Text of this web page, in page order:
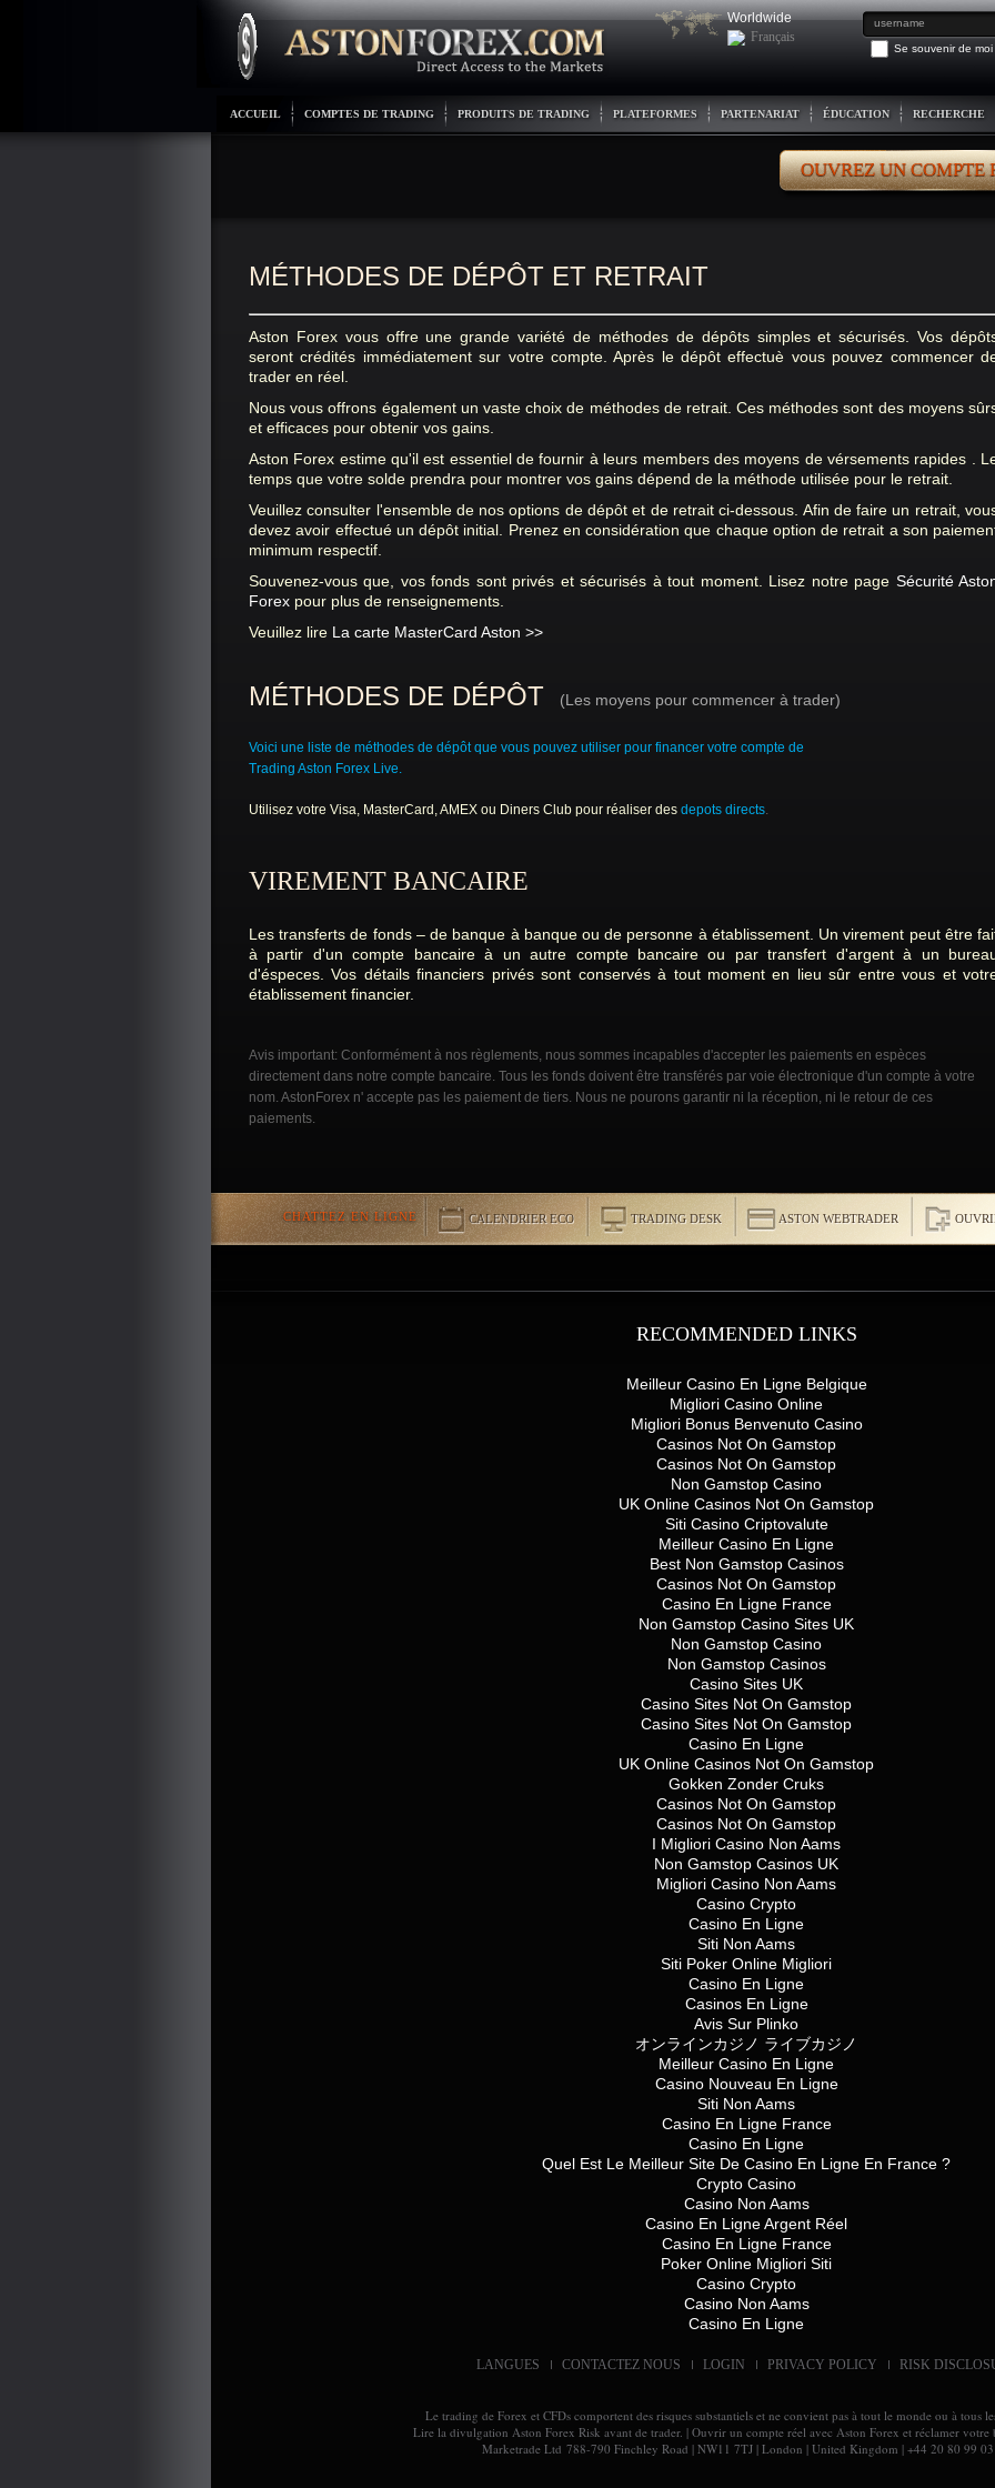
Worldwide
Français
Se souvenir de moi
ACCUEIL COMPTES DE TRADING PRODUITS DE TRADING PLATEFORMES PARTENARIAT ÉDUCATION RECHERCHE
OUVREZ UN COMPTE
MÉTHODES DE DÉPÔT ET RETRAIT
Aston Forex vous offre une grande variété de méthodes de dépôts simples et sécurisés. Vos
seront crédités immédiatement sur votre compte. Après le dépôt effectuè vous pouvez commencer
trader en réel.
Nous vous offrons également un vaste choix de méthodes de retrait. Ces méthodes sont des moyens
et efficaces pour obtenir vos gains.
Aston Forex estime qu'il est essentiel de fournir à leurs members des moyens de vérsements rapides .
temps que votre solde prendra pour montrer vos gains dépend de la méthode utilisée pour le retrait.
Veuillez consulter l'ensemble de nos options de dépôt et de retrait ci-dessous. Afin de faire un retrait,
devez avoir effectué un dépôt initial. Prenez en considération que chaque option de retrait a son
minimum respectif.
Souvenez-vous que, vos fonds sont privés et sécurisés à tout moment. Lisez notre page Sécurité
Forex pour plus de renseignements.
Veuillez lire La carte MasterCard Aston >>
MÉTHODES DE DÉPÔT (Les moyens pour commencer à trader)
Voici une liste de méthodes de dépôt que vous pouvez utiliser pour financer votre compte de
Trading Aston Forex Live.
Utilisez votre Visa, MasterCard, AMEX ou Diners Club pour réaliser des depots directs.
VIREMENT BANCAIRE
Les transferts de fonds – de banque à banque ou de personne à établissement. Un virement peut être
à partir d'un compte bancaire à un autre compte bancaire ou par transfert d'argent à un
d'éspeces. Vos détails financiers privés sont conservés à tout moment en lieu sûr entre vous et
établissement financier.
Avis important: Conformément à nos règlements, nous sommes incapables d'accepter les paiements en espèces
directement dans notre compte bancaire. Tous les fonds doivent être transférés par voie électronique d'un compte à votre
nom. AstonForex n' accepte pas les paiement de tiers. Nous ne pourons garantir ni la réception, ni le retour de ces
paiements.
CHATTEZ EN LIGNE CALENDRIER ECO TRADING DESK ASTON WEBTRADER
RECOMMENDED LINKS
Meilleur Casino En Ligne Belgique
Migliori Casino Online
Migliori Bonus Benvenuto Casino
Casinos Not On Gamstop
Casinos Not On Gamstop
Non Gamstop Casino
UK Online Casinos Not On Gamstop
Siti Casino Criptovalute
Meilleur Casino En Ligne
Best Non Gamstop Casinos
Casinos Not On Gamstop
Casino En Ligne France
Non Gamstop Casino Sites UK
Non Gamstop Casino
Non Gamstop Casinos
Casino Sites UK
Casino Sites Not On Gamstop
Casino Sites Not On Gamstop
Casino En Ligne
UK Online Casinos Not On Gamstop
Gokken Zonder Cruks
Casinos Not On Gamstop
Casinos Not On Gamstop
I Migliori Casino Non Aams
Non Gamstop Casinos UK
Migliori Casino Non Aams
Casino Crypto
Casino En Ligne
Siti Non Aams
Siti Poker Online Migliori
Casino En Ligne
Casinos En Ligne
Avis Sur Plinko
オンラインカジノ ライブカジノ
Meilleur Casino En Ligne
Casino Nouveau En Ligne
Siti Non Aams
Casino En Ligne France
Casino En Ligne
Quel Est Le Meilleur Site De Casino En Ligne En France ?
Crypto Casino
Casino Non Aams
Casino En Ligne Argent Réel
Casino En Ligne France
Poker Online Migliori Siti
Casino Crypto
Casino Non Aams
Casino En Ligne
LANGUES CONTACTEZ NOUS LOGIN PRIVACY POLICY RISK
Le trading de Forex et CFDs comportent des risques substantiels et ne convient pas à tout le monde ou à tous
Lire la divulgation Aston Forex Risk avant de trader. | Ouvrir un compte réel avec Aston Forex et réclamer votre
Marketrade Ltd 788-790 Finchley Road | NW11 7TJ | London | United Kingdom | +44 20 80 99 03